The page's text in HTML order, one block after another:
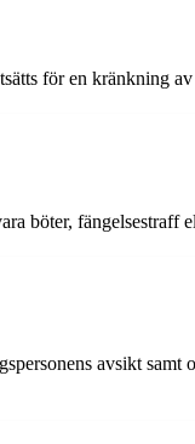
för en kränkning
böter, fängelsestraff
avsikt samt